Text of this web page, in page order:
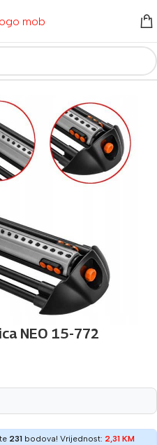
NEO 15-772
231 bodova! Vrijednost: 2,31 KM